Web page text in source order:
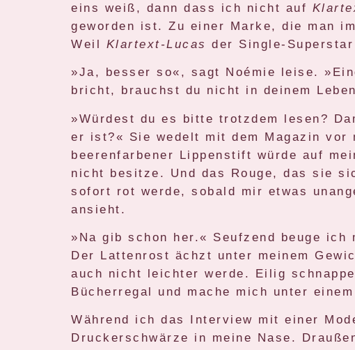
eins weiß, dann dass ich nicht auf
geworden ist. Zu einer Marke, die man
Weil Klartext-Lucas der Single-
»Ja, besser so«, sagt Noémie leise.
bricht, brauchst du nicht in deinem
»Würdest du es bitte trotzdem lesen?
er ist?« Sie wedelt mit dem Magazin
beerenfarbener Lippenstift würde auf
nicht besitze. Und das Rouge, das sie
sofort rot werde, sobald mir etwas
ansieht.
»Na gib schon her.« Seufzend beuge ich
Der Lattenrost ächzt unter meinem
auch nicht leichter werde. Eilig
Bücherregal und mache mich unter
Während ich das Interview mit einer
Druckerschwärze in meine Nase.